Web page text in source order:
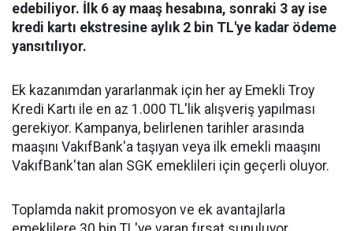
edebiliyor. İlk 6 ay maaş hesabına, sonraki 3 ay ise
kredi kartı ekstresine aylık 2 bin TL'ye kadar ödeme
yansıtılıyor.
Ek kazanımdan yararlanmak için her ay Emekli Troy
Kredi Kartı ile en az 1.000 TL'lik alışveriş yapılması
gerekiyor. Kampanya, belirlenen tarihler arasında
maaşını VakıfBank'a taşıyan veya ilk emekli maaşını
VakıfBank'tan alan SGK emeklileri için geçerli oluyor.
Toplamda nakit promosyon ve ek avantajlarla